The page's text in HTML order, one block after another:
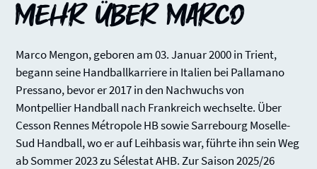
Mehr überMarco
Marco Mengon, geboren am 03. Januar 2000 in Trient,
begann seine Handballkarriere in Italien bei Pallamano
Pressano, bevor er 2017 in den Nachwuchs von
Montpellier Handball nach Frankreich wechselte. Über
Cesson Rennes Métropole HB sowie Sarrebourg Moselle-
Sud Handball, wo er auf Leihbasis war, führte ihn sein Weg
ab Sommer 2023 zu Sélestat AHB. Zur Saison 2025/26